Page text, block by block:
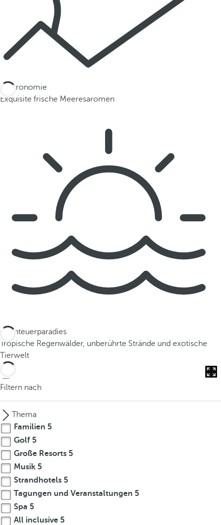
Gastronomie
Exquisite frische Meeresaromen
Abenteuerparadies
Tropische Regenwälder, unberührte Strände und exotische
Tierwelt
Filtern nach
Thema
Familien 5
Golf 5
Große Resorts 5
Musik 5
Strandhotels 5
Tagungen und Veranstaltungen 5
Spa 5
All inclusive 5